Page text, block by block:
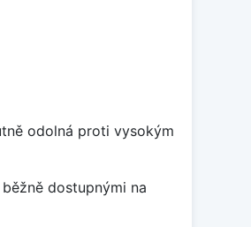
odolná proti vysokým
dostupnými na